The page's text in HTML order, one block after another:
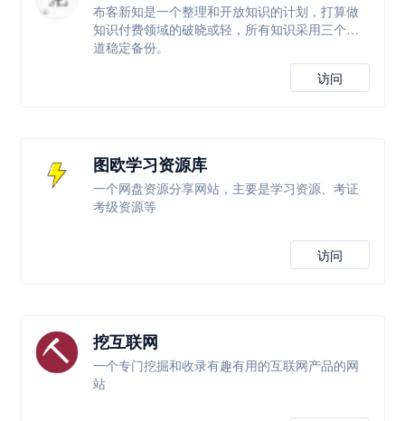
布客新知是一个整理和开放知识的计划，打算做
知识付费领域的破晓或轻，所有知识采用三个渠
道稳定备份。
访问
图欧学习资源库
一个网盘资源分享网站，主要是学习资源、考证
考级资源等
访问
挖互联网
一个专门挖掘和收录有趣有用的互联网产品的网
站